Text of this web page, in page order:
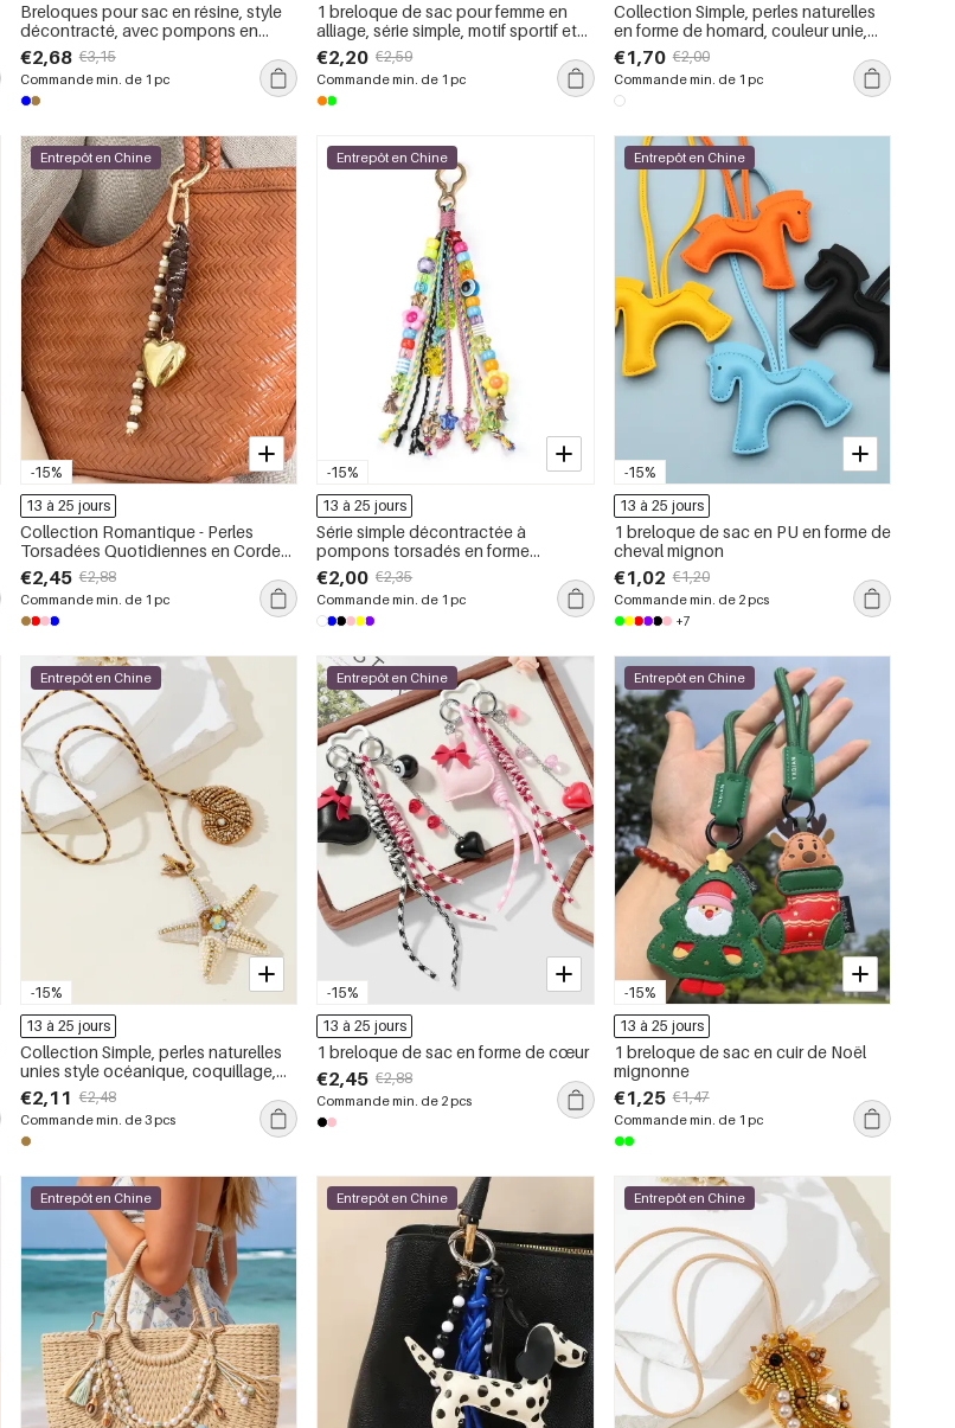
Breloques pour sac en résine, style
décontracté, avec pompons en
forme de cœur et chaîne de couleurs
assorties
€2,68 €3,15
Commande min. de 1 pc
1 breloque de sac pour femme en
alliage, série simple, motif sportif et
souriant
€2,20 €2,59
Commande min. de 1 pc
Collection Simple, perles naturelles
en forme de homard, couleur unie,
style océanique, breloques pour sac
en corde tressée
€1,70 €2,00
Commande min. de 1 pc
-15%
Entrepôt en Chine
13 à 25 jours
Collection Romantique - Perles
Torsadées Quotidiennes en Corde
Tressée de Couleurs Assorties -
Breloques pour Sacs
€2,45 €2,88
Commande min. de 1 pc
-15%
Entrepôt en Chine
13 à 25 jours
Série simple décontractée à
pompons torsadés en forme
d&#39;étoile, breloques pour sacs
en plastique tissé
€2,00 €2,35
Commande min. de 1 pc
-15%
Entrepôt en Chine
13 à 25 jours
1 breloque de sac en PU en forme de
cheval mignon
€1,02 €1,20
Commande min. de 2 pcs
+7
-15%
Entrepôt en Chine
13 à 25 jours
Collection Simple, perles naturelles
unies style océanique, coquillage,
étoile de mer, strass, breloques pour
sac
€2,11 €2,48
Commande min. de 3 pcs
-15%
Entrepôt en Chine
13 à 25 jours
1 breloque de sac en forme de cœur
€2,45 €2,88
Commande min. de 2 pcs
-15%
Entrepôt en Chine
13 à 25 jours
1 breloque de sac en cuir de Noël
mignonne
€1,25 €1,47
Commande min. de 1 pc
Entrepôt en Chine Entrepôt en Chine Entrepôt en Chine